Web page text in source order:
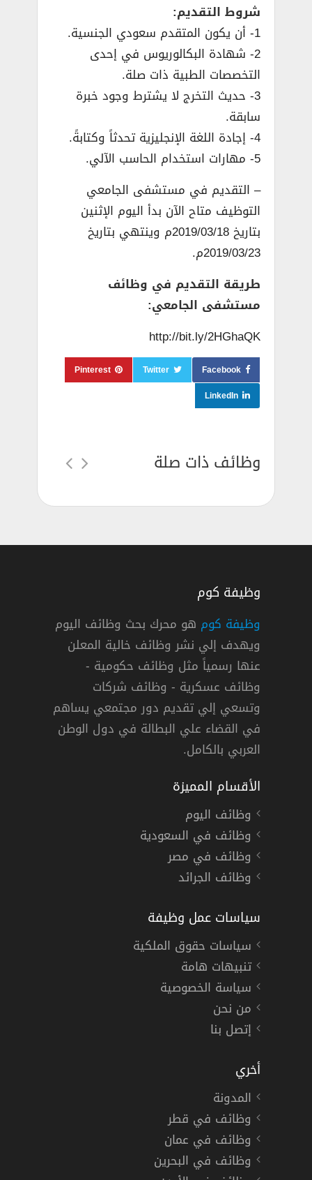
شروط التقديم:
1- أن يكون المتقدم سعودي الجنسية.
2- شهادة البكالوريوس في إحدى
التخصصات الطبية ذات صلة.
3- حديث التخرج لا يشترط وجود خبرة
سابقة.
4- إجادة اللغة الإنجليزية تحدثاً وكتابةً.
5- مهارات استخدام الحاسب الآلي.
– التقديم في مستشفى الجامعي
التوظيف متاح الآن بدأ اليوم الإثنين
بتاريخ 2019/03/18م وينتهي بتاريخ
2019/03/23م.
طريقة التقديم في وظائف
مستشفى الجامعي:
http://bit.ly/2HGhaQK
Facebook
Twitter
Pinterest
LinkedIn
وظائف ذات صلة
دوام كامل
وظيفة كوم
وظيفة كوم هو محرك بحث وظائف اليوم
ويهدف إلي نشر وظائف خالية المعلن
عنها رسمياً مثل وظائف حكومية -
وظائف عسكرية - وظائف شركات
وتسعي إلي تقديم دور مجتمعي يساهم
في القضاء علي البطالة في دول الوطن
العربي بالكامل.
الأقسام المميزة
وظائف اليوم
وظائف في السعودية
وظائف في مصر
وظائف الجرائد
سياسات عمل وظيفة
سياسات حقوق الملكية
تنبيهات هامة
سياسة الخصوصية
من نحن
إتصل بنا
أخري
المدونة
وظائف في قطر
وظائف في عمان
وظائف في البحرين